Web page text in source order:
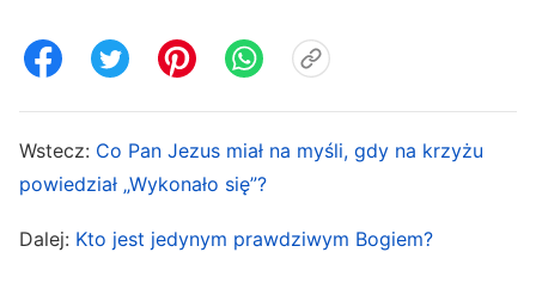
świętym miejscu, ale ukrywa Siebie przed krainą
brudu. Będąc nieświętymi, ludzie nie mogą ujrzeć
Pana, jak więc, żyjąc w grzechu, możemy być
godni wejścia do królestwa Boga? Dlatego w
dniach ostatecznych Bóg ponownie stał się
ciałem i wyraża prawdy, czyni dzieło sądzenia i
Wstecz: Co Pan Jezus miał na myśli, gdy na krzyżu
powiedział „Wykonało się”?
Dalej: Kto jest jedynym prawdziwym Bogiem?